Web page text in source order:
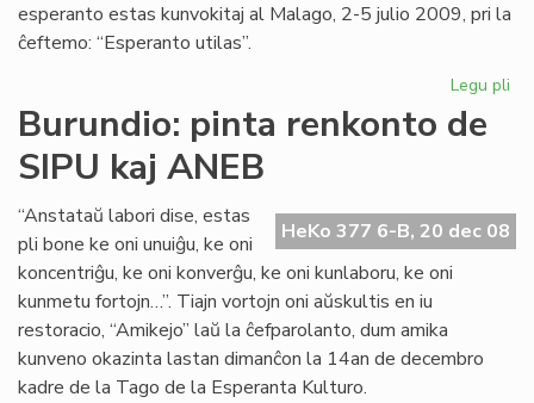
esperanto estas kunvokitaj al Malago, 2-5 julio 2009, pri la
ĉeftemo: “Esperanto utilas”.
Legu pli
Burundio: pinta renkonto de
SIPU kaj ANEB
HeKo 377 6-B, 20 dec 08
“Anstataŭ labori dise, estas
pli bone ke oni unuiĝu, ke oni
koncentriĝu, ke oni konverĝu, ke oni kunlaboru, ke oni
kunmetu fortojn…”. Tiajn vortojn oni aŭskultis en iu
restoracio, “Amikejo” laŭ la ĉefparolanto, dum amika
kunveno okazinta lastan dimanĉon la 14an de decembro
kadre de la Tago de la Esperanta Kulturo.